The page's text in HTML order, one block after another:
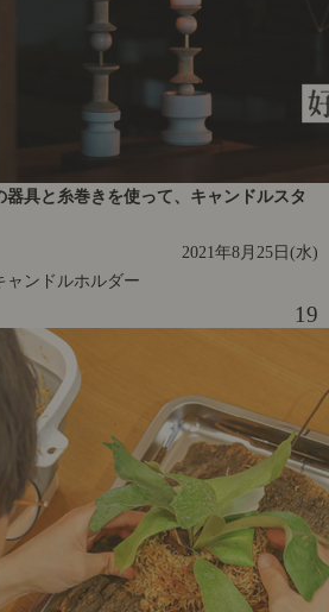
器具と糸巻きを使って、キャンドルスタ
2021年8月25日(水)
ャンドルホルダー
19